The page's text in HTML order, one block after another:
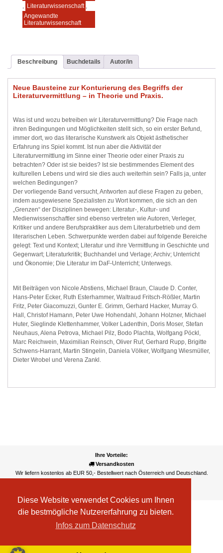
Diese Website verwendet Cookies um Ihnen
die bestmögliche Nutzererfahrung zu bieten.
Infos zum Datenschutz
, Literaturwissenschaft ,
Angewandte
Literaturwissenschaft
Beschreibung Buchdetails Autor/in
Neue Bausteine zur Konturierung des Begriffs der
Literaturvermittlung – in Theorie und Praxis.
Was ist und wozu betreiben wir Literaturvermittlung? Die Frage nach
ihren Bedingungen und Möglichkeiten stellt sich, so ein erster Befund,
immer dort, wo das literarische Kunstwerk als Objekt ästhetischer
Erfahrung ins Spiel kommt. Ist nun aber die Aktivität der
Literaturvermittlung im Sinne einer Theorie oder einer Praxis zu
betrachten? Oder ist sie beides? Ist sie bestimmendes Element des
kulturellen Lebens und wird sie dies auch weiterhin sein? Falls ja, unter
welchen Bedingungen?
Der vorliegende Band versucht, Antworten auf diese Fragen zu geben,
indem ausgewiesene Spezialisten zu Wort kommen, die sich an den
„Grenzen“ der Disziplinen bewegen: Literatur-, Kultur- und
Medienwissenschaftler sind ebenso vertreten wie Autoren, Verleger,
Kritiker und andere Berufspraktiker aus dem Literaturbetrieb und dem
literarischen Leben. Schwerpunkte werden dabei auf folgende Bereiche
gelegt: Text und Kontext; Literatur und ihre Vermittlung in Geschichte und
Gegenwart; Literaturkritik; Buchhandel und Verlage; Archiv; Unterricht
und Ökonomie; Die Literatur im DaF-Unterricht; Unterwegs.
Mit Beiträgen von Nicole Abstiens, Michael Braun, Claude D. Conter,
Hans-Peter Ecker, Ruth Esterhammer, Waltraud Fritsch-Rößler, Martin
Fritz, Peter Giacomuzzi, Gunter E. Grimm, Gerhard Hacker, Murray G.
Hall, Christof Hamann, Peter Uwe Hohendahl, Johann Holzner, Michael
Huter, Sieglinde Klettenhammer, Volker Ladenthin, Doris Moser, Stefan
Neuhaus, Alena Petrova, Michael Pilz, Bodo Plachta, Wolfgang Pöckl,
Marc Reichwein, Maximilian Reinsch, Oliver Ruf, Gerhard Rupp, Brigitte
Schwens-Harrant, Martin Stingelin, Daniela Völker, Wolfgang Wiesmüller,
Dieter Wrobel und Verena Zankl.
Ihre Vorteile:
Versandkosten
Wir liefern kostenlos ab EUR 50,- Bestellwert nach Österreich und Deutschland.